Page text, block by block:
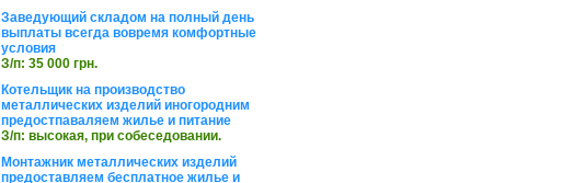
Заведующий складом на полный день
выплаты всегда вовремя комфортные
условия
З/п: 35 000 грн.
Котельщик на производство
металлических изделий иногородним
предостпаваляем жилье и питание
З/п: высокая, при собеседовании.
Монтажник металлических изделий
предоставляем бесплатное жилье и